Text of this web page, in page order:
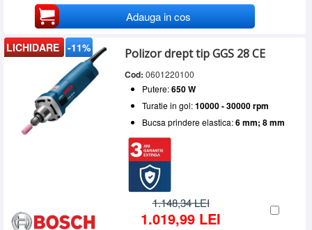
Adauga in cos
LICHIDARE -11% Polizor drept tip GGS 28 CE
Cod: 0601220100
Putere:650 W
Turatie in gol:10000 - 30000 rpm
Bucsa prindere elastica:6 mm; 8 mm
1.148,34 LEI
1.019,99 LEI